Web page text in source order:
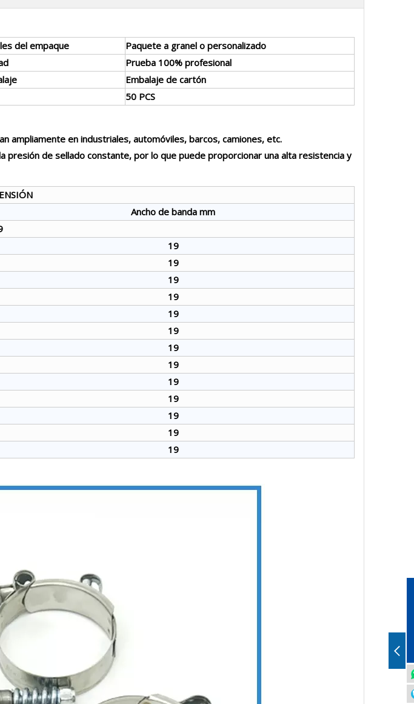
del empaque
Paquete a granel o personalizado
Prueba 100% profesional
Embalaje de cartón
50 PCS
ampliamente en industriales, automóviles, barcos, camiones, etc.
de sellado constante, por lo que puede proporcionar una alta resistencia y
Ancho de banda mm
19
19
19
19
19
19
19
19
19
19
19
19
19